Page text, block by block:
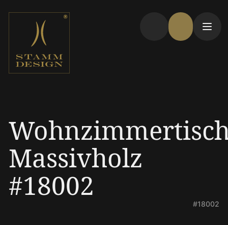
Massivholz
#18002
#18002